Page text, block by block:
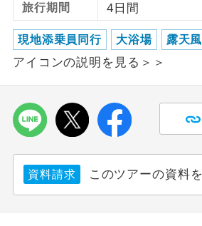
旅行期間 4日間
現地添乗員同行 大浴場 露天
アイコンの説明を見る＞＞
資料請求 このツアーの資料
女性限定
女性限定でご参加
す。
年齢制限あり
ご参加にあたり年
航空会社指定
利用航空会社が指
画にとても便利で
ホテル指定
おひとり様バ
おひとり様でバス
す。